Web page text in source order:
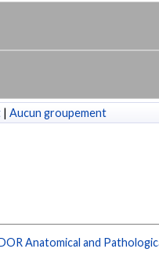
| Aucun groupement
Anatomical and